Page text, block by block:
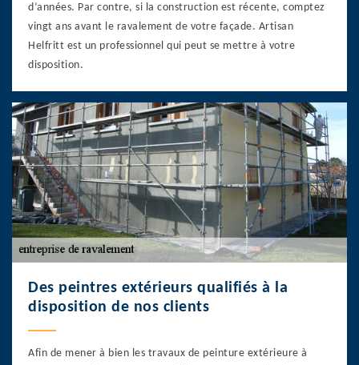
d’années. Par contre, si la construction est récente, comptez
vingt ans avant le ravalement de votre façade. Artisan
Helfritt est un professionnel qui peut se mettre à votre
disposition.
Des peintres extérieurs qualifiés à la
disposition de nos clients
Afin de mener à bien les travaux de peinture extérieure à